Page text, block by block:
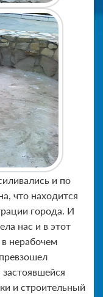
и по
что находится
города. И
нас и в этот
нерабочем
и строительный